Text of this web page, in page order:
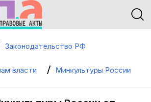
Законодательство РФ
власти Минкультуры России